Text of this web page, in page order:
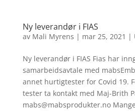
Ny leverandør i FIAS
av Mali Myrens | mar 25, 2021 |
Ny leverandør i FIAS Fias har
samarbeidsavtale med
annet hurtigtester for Covid 19.
tester ta kontakt med Maj-Brith
mabs@mabsprodukter.no